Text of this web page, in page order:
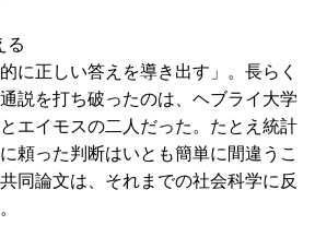
る
に正しい答えを導き出す」。長らく
説を打ち破ったのは、ヘブライ大学
エイモスの二人だった。たとえ統計
頼った判断はいとも簡単に間違うこ
同論文は、それまでの社会科学に反